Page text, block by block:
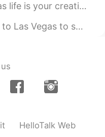
With my mother 💜 Peafowl (peahen)...
school starts. It is almost twelv...
HelloTalk Web